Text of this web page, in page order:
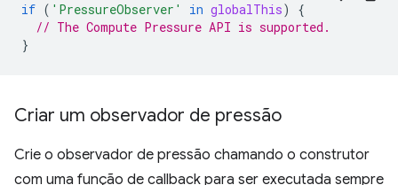
if ( 'PressureObserver' in globalThis)
{
// The Compute Pressure API is supported.
}
Criar um observador de pressão
Crie o observador de pressão chamando o construtor
com uma função de callback para ser executada sempre